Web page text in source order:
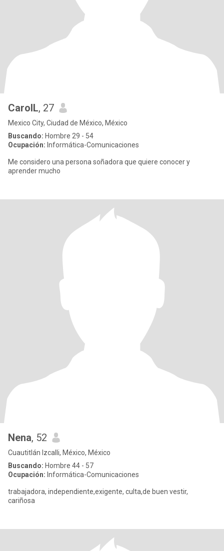
CarolL, 27
Mexico City, Ciudad de México, México
Buscando: Hombre 29 - 54
Ocupación: Informática-Comunicaciones
Me considero una persona soñadora que quiere conocer y
aprender mucho
Nena, 52
Cuautitlán Izcalli, México, México
Buscando: Hombre 44 - 57
Ocupación: Informática-Comunicaciones
trabajadora, independiente,exigente, culta,de buen vestir,
cariñosa